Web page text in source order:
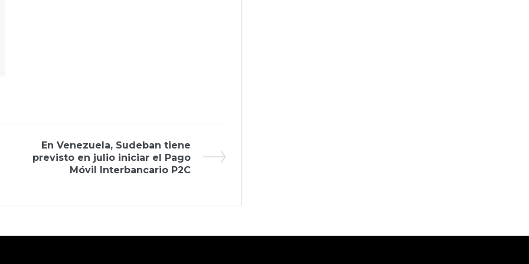
Next
Post
En Venezuela, Sudeban tiene
previsto en julio iniciar el Pago
Móvil Interbancario P2C